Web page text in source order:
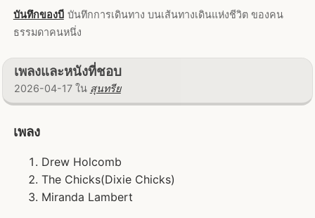
บันทึกของบี บันทึกการเดินทาง บนเส้นทางเดินแห่งชีวิต ของคน
ธรรมดาคนหนึ่ง
เพลงและหนังที่ชอบ
2026-04-17 ใน สุนทรีย
เพลง
Drew Holcomb
The Chicks(Dixie Chicks)
Miranda Lambert